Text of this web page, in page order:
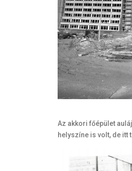
Az akkori főépület
helyszíne is volt, de itt